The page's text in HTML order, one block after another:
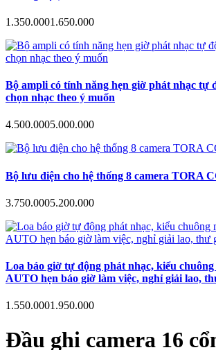
1.350.0001.650.000
Bộ ampli có tính năng hẹn giờ phát nhạc tự
chọn nhạc theo ý muốn
4.500.0005.000.000
Bộ lưu điện cho hệ thống 8 camera TORA
3.750.0005.200.000
Loa báo giờ tự động phát nhạc, kiểu
AUTO hẹn báo giờ làm việc, nghỉ giải lao,
1.550.0001.950.000
Đầu ghi camera 16